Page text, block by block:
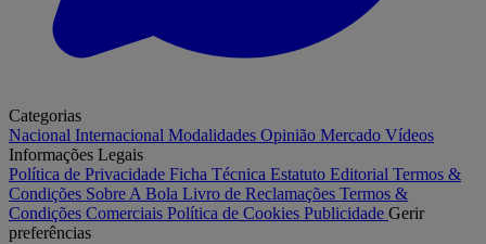
Categorias
Nacional Internacional Modalidades Opinião Mercado Vídeos
Informações Legais
Política de Privacidade Ficha Técnica Estatuto Editorial Termos &
Condições Sobre A Bola Livro de Reclamações Termos &
Condições Comerciais Política de Cookies Publicidade Gerir
preferências